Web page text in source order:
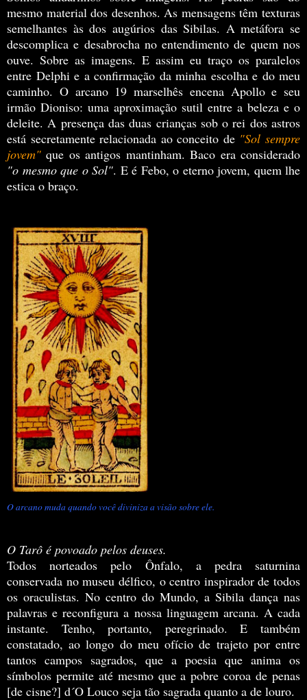
mesmo material dos desenhos. As mensagens têm texturas
semelhantes às dos augúrios das Sibilas. A metáfora se
descomplica e desabrocha no entendimento de quem nos
ouve. Sobre as imagens. E assim eu traço os paralelos
entre Delphi e a confirmação da minha escolha e do meu
caminho. O arcano 19 marselhês encena Apollo e seu
irmão Dioniso: uma aproximação sutil entre a beleza e o
deleite. A presença das duas crianças sob o rei dos astros
está secretamente relacionada ao conceito de "Sol sempre
jovem" que os antigos mantinham. Baco era considerado
"o mesmo que o Sol". E é Febo, o eterno jovem, quem lhe
estica o braço.
O arcano muda quando você diviniza a visão sobre ele.
O Tarô é povoado pelos deuses.
Todos norteados pelo Ônfalo, a pedra saturnina
conservada no museu délfico, o centro inspirador de todos
os oraculistas. No centro do Mundo, a Sibila dança nas
palavras e reconfigura a nossa linguagem arcana. A cada
instante. Tenho, portanto, peregrinado. E também
constatado, ao longo do meu ofício de trajeto por entre
tantos campos sagrados, que a poesia que anima os
símbolos permite até mesmo que a pobre coroa de penas
[de cisne?] d´O Louco seja tão sagrada quanto a de louro.